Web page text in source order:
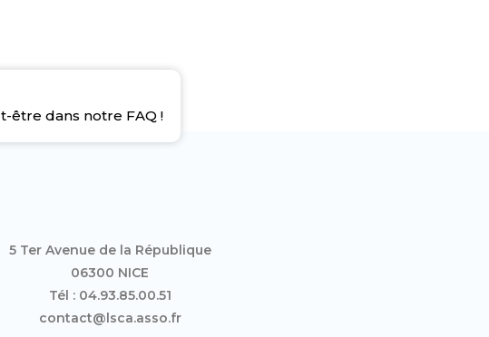
être dans notre FAQ !
5 Ter Avenue de la République
06300 NICE
Tél : 04.93.85.00.51
contact@lsca.asso.fr